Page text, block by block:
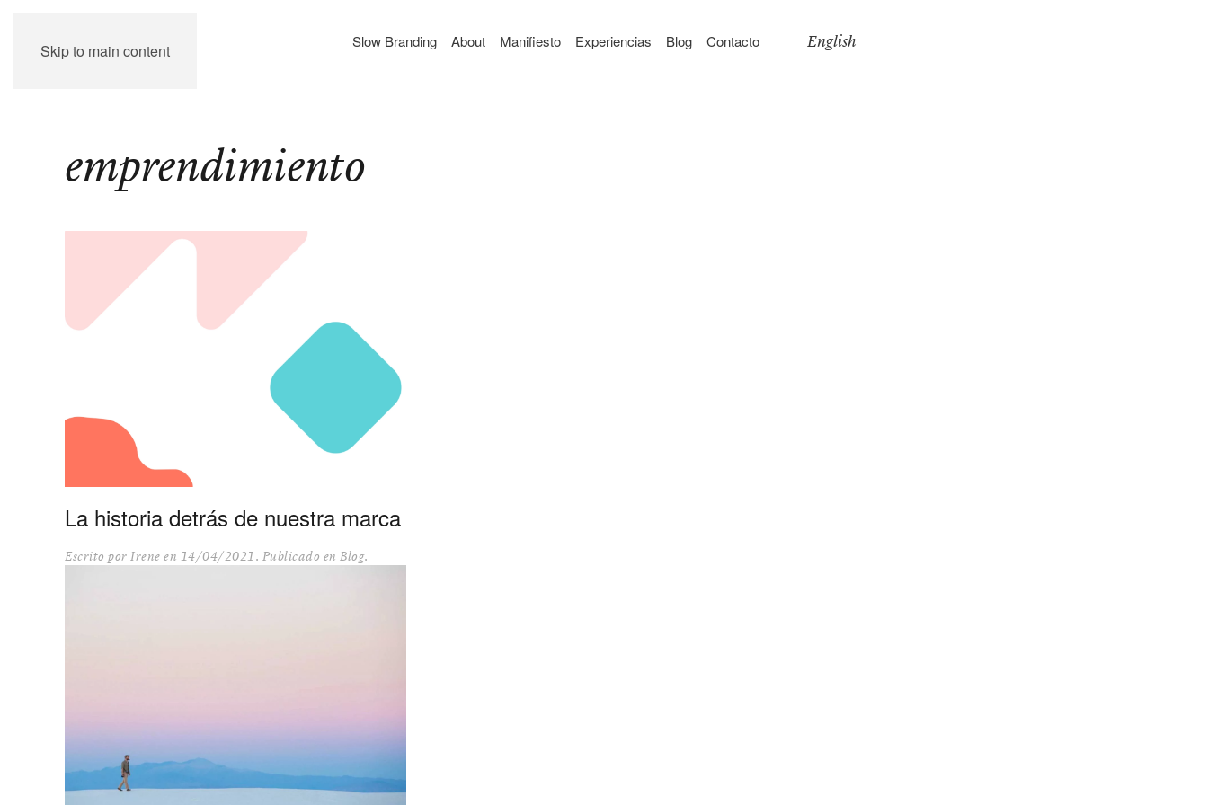
Skip to main content Slow Branding About Manifiesto Experiencias Blog Contacto English
emprendimiento
La historia detrás de nuestra marca
Escrito por Irene en 14/04/2021. Publicado en Blog.